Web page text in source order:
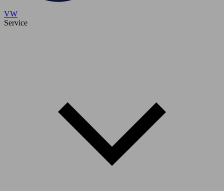
VW
Service